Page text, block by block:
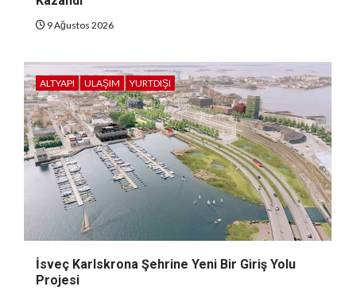
9 Ağustos 2026
ALTYAPI ULAŞIM YURTDIŞI
İsveç Karlskrona Şehrine Yeni Bir Giriş Yolu
Projesi